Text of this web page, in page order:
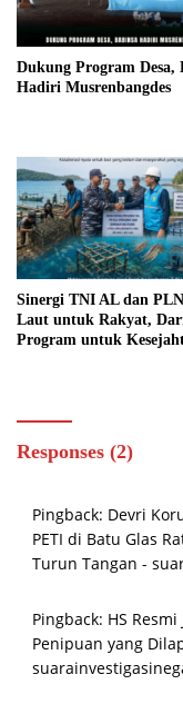
Dukung Program Desa,
Hadiri Musrenbangdes
Sinergi TNI AL dan
Laut untuk Rakyat,
Program untuk
Responses (2)
Pingback: Devri
PETI di Batu Glas
Turun Tangan -
Pingback: HS
Penipuan yang